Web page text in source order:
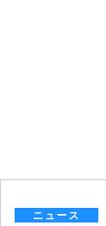
ニュース